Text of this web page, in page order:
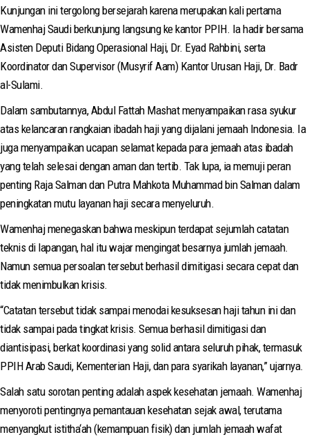
Kunjungan ini tergolong bersejarah karena merupakan kali pertama
Wamenhaj Saudi berkunjung langsung ke kantor PPIH. Ia hadir bersama
Asisten Deputi Bidang Operasional Haji, Dr. Eyad Rahbini, serta
Koordinator dan Supervisor (Musyrif Aam) Kantor Urusan Haji, Dr. Badr
al-Sulami.
Dalam sambutannya, Abdul Fattah Mashat menyampaikan rasa syukur
atas kelancaran rangkaian ibadah haji yang dijalani jemaah Indonesia. Ia
juga menyampaikan ucapan selamat kepada para jemaah atas ibadah
yang telah selesai dengan aman dan tertib. Tak lupa, ia memuji peran
penting Raja Salman dan Putra Mahkota Muhammad bin Salman dalam
peningkatan mutu layanan haji secara menyeluruh.
Wamenhaj menegaskan bahwa meskipun terdapat sejumlah catatan
teknis di lapangan, hal itu wajar mengingat besarnya jumlah jemaah.
Namun semua persoalan tersebut berhasil dimitigasi secara cepat dan
tidak menimbulkan krisis.
“Catatan tersebut tidak sampai menodai kesuksesan haji tahun ini dan
tidak sampai pada tingkat krisis. Semua berhasil dimitigasi dan
diantisipasi, berkat koordinasi yang solid antara seluruh pihak, termasuk
PPIH Arab Saudi, Kementerian Haji, dan para syarikah layanan,” ujarnya.
Salah satu sorotan penting adalah aspek kesehatan jemaah. Wamenhaj
menyoroti pentingnya pemantauan kesehatan sejak awal, terutama
menyangkut istitha‘ah (kemampuan fisik) dan jumlah jemaah wafat